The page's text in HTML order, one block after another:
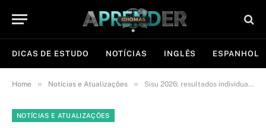
DICAS DE ESTUDO NOTÍCIAS INGLÊS ESPANHOL
Home » Notícias e Atualizações » Sisu 2026: resultados individuais já estão disponíveis para consulta
NOTÍCIAS E ATUALIZAÇÕES